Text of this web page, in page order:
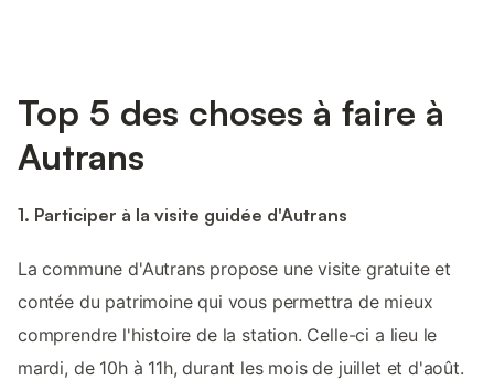
Top 5 des choses à faire à
Autrans
1. Participer à la visite guidée d'Autrans
La commune d'Autrans propose une visite gratuite et
contée du patrimoine qui vous permettra de mieux
comprendre l'histoire de la station. Celle-ci a lieu le
mardi, de 10h à 11h, durant les mois de juillet et d'août.